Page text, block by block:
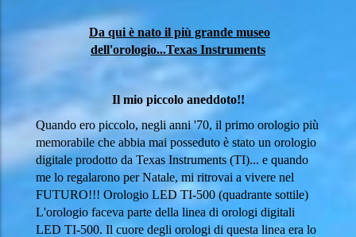
Da qui è nato il più grande museo
dell'orologio...Texas Instruments
Il mio piccolo aneddoto!!
Quando ero piccolo, negli anni '70, il primo orologio più
memorabile che abbia mai posseduto è stato un orologio
digitale prodotto da Texas Instruments (TI)... e quando
me lo regalarono per Natale, mi ritrovai a vivere nel
FUTURO!!! Orologio LED TI-500 (quadrante sottile)
L'orologio faceva parte della linea di orologi digitali
LED TI-500. Il cuore degli orologi di questa linea era lo